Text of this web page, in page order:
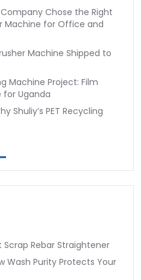
Chose the Right
Machine for Office and
Machine Shipped to
Machine Project: Film
for Uganda
Shuliy’s PET Recycling
Rebar Straightener
Wash Purity Protects Your